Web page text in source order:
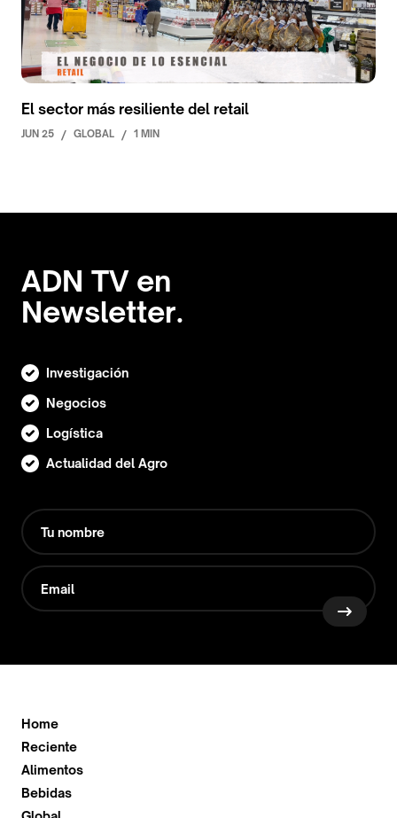
El sector más resiliente del retail
JUN 25 / GLOBAL / 1 MIN
ADN TV en
Newsletter.
Investigación
Negocios
Logística
Actualidad del Agro
Home
Reciente
Alimentos
Bebidas